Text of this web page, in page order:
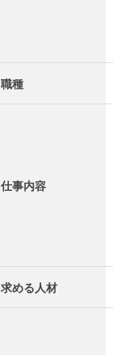
職種
仕事内容
求める人材